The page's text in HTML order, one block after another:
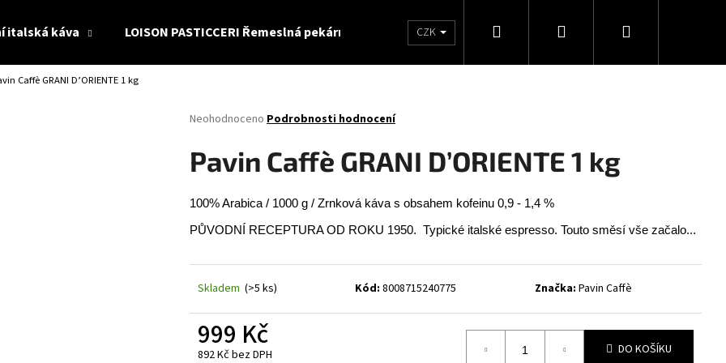
italská káva LOISON PASTICCERI Řemeslná pekárna KÁVOVARY a MLÝNKY Kontaktujte nás
CZK Hledat PřihlášeníNákupní
Caffè GRANI D’ORIENTE 1 kg
Průměrné
produktu
je
z
5
hvězdiček.
Neohodnoceno Podrobnosti hodnocení
Pavin Caffè GRANI D’ORIENTE 1 kg
100% Arabica / 1000 g / Zrnková káva s obsahem kofeinu 0,9 - 1,4 %
PŮVODNÍ RECEPTURA OD ROKU 1950. Typické italské espresso. Touto směsí vše začalo...
Skladem (>5 ks) Kód: 8008715240775 Značka: Pavin Caffè
999 Kč
892 Kč bez DPH
DO KOŠÍKU
Co potřebujete najít?
HLEDAT
Následující